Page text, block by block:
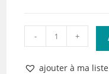
quantité
de
Lot
- +
ajouter à ma